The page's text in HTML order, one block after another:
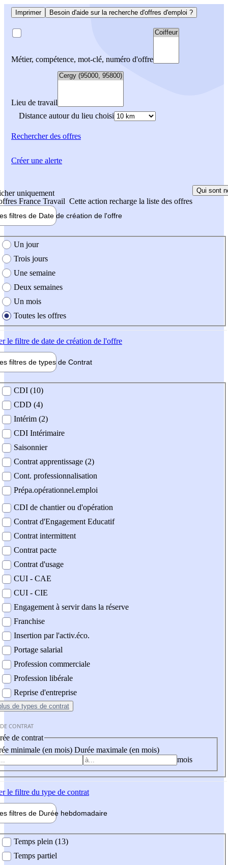
Imprimer Besoin d'aide sur la recherche d'offres d'emploi ?
Métier, compétence, mot-clé, numéro d'offre
Lieu de travail
Distance autour du lieu choisi
Rechercherdes offres
uniquement
France Travail Cette action recharge la liste des offres
Qui sont
filtres de Date de création de l'offre
création de l'offre
Un jour
Trois jours
Une semaine
Deux semaines
Un mois
Toutes les offres
le filtre de date de création de l'offre
filtres de types de Contrat
contrat
CDI (10)
CDD (4)
Intérim (2)
CDI Intérimaire
Saisonnier
Contrat apprentissage (2)
Cont. professionnalisation
Prépa.opérationnel.emploi
CDI de chantier ou d'opération
Contrat d'Engagement Educatif
Contrat intermittent
Contrat pacte
Contrat d'usage
CUI - CAE
CUI - CIE
Engagement à servir dans la réserve
Franchise
Insertion par l'activ.éco.
Portage salarial
Profession commerciale
Profession libérale
Reprise d'entreprise
de types de contrat
CONTRAT
de contrat
minimale (en mois) Durée maximale (en mois)
mois
le filtre du type de contrat
filtres de Durée hebdomadaire
Temps plein (13)
Temps partiel
Créer une alerte